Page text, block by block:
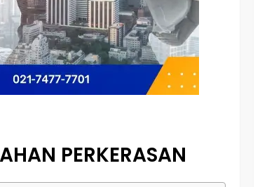
PERKERASAN